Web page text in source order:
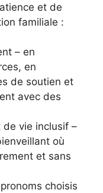
et de
familiale :
– en
en
de soutien et
avec des
de vie inclusif –
où
et sans
choisis